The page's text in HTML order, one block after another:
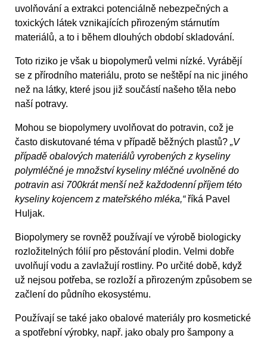
uvolňování a extrakci potenciálně nebezpečných a
toxických látek vznikajících přirozeným stárnutím
materiálů, a to i během dlouhých období skladování.
Toto riziko je však u biopolymerů velmi nízké. Vyrábějí
se z přírodního materiálu, proto se neštěpí na nic jiného
než na látky, které jsou již součástí našeho těla nebo
naší potravy.
Mohou se biopolymery uvolňovat do potravin, což je
často diskutované téma v případě běžných plastů? „V
případě obalových materiálů vyrobených z kyseliny
polymléčné je množství kyseliny mléčné uvolněné do
potravin asi 700krát menší než každodenní příjem této
kyseliny kojencem z mateřského mléka,“říká Pavel
Huljak.
Biopolymery se rovněž používají ve výrobě biologicky
rozložitelných fólií pro pěstování plodin. Velmi dobře
uvolňují vodu a zavlažují rostliny. Po určité době, když
už nejsou potřeba, se rozloží a přirozeným způsobem se
začlení do půdního ekosystému.
Používají se také jako obalové materiály pro kosmetické
a spotřební výrobky, např. jako obaly pro šampony a